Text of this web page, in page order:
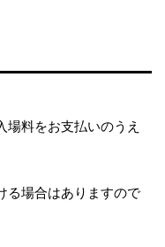
場料をお支払いのうえ
る場合はありますので